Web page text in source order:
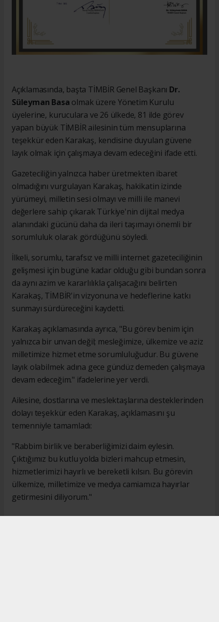
Açıklamasında, başta TİMBİR Genel Başkanı Dr.
Süleyman Basa olmak üzere Yönetim Kurulu
üyelerine, kuruculara ve 26 ülkede, 81 ilde görev
yapan büyük TİMBİR ailesinin tüm mensuplarına
teşekkür eden Karakaş, kendisine duyulan güvene
layık olmak için çalışmaya devam edeceğini ifade etti.
Gazeteciliğin yalnızca haber üretmekten ibaret
olmadığını vurgulayan Karakaş, hakikatin izinde
yürümeyi, milletin sesi olmayı ve milli ile manevi
değerlere sahip çıkarak Türkiye'nin dijital medya
alanındaki gücünü daha da ileri taşımayı önemli bir
sorumluluk olarak gördüğünü söyledi.
İlkeli, sorumlu, tarafsız ve milli internet gazeteciliğinin
gelişmesi için bugüne kadar olduğu gibi bundan sonra
da aynı azim ve kararlılıkla çalışacağını belirten
Karakaş, TİMBİR'in vizyonuna ve hedeflerine katkı
sunmayı sürdüreceğini kaydetti.
Karakaş açıklamasında ayrıca, "Bu görev benim için
yalnızca bir unvan değil; mesleğimize, ülkemize ve aziz
milletimize hizmet etme sorumluluğudur. Bu güvene
layık olabilmek adına gece gündüz demeden çalışmaya
devam edeceğim." ifadelerine yer verdi.
Ailesine, dostlarına ve meslektaşlarına desteklerinden
dolayı teşekkür eden Karakaş, açıklamasını şu
temenniyle tamamladı:
"Rabbim birlik ve beraberliğimizi daim eylesin.
Çıktığımız bu kutlu yolda bizleri mahcup etmesin,
hizmetlerimizi hayırlı ve bereketli kılsın. Bu görevin
ülkemize, milletimize ve medya camiamıza hayırlar
getirmesini diliyorum."